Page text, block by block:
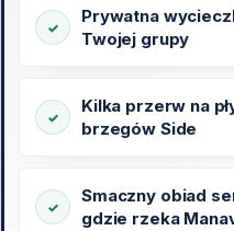
Prywatna
Twojej grupy
Kilka przerw na
brzegów Side
Smaczny obiad
gdzie rzeka